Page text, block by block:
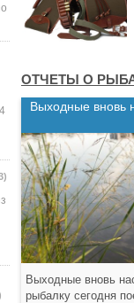
ОТЧЕТЫ О
Выходные вновь
Выходные вновь
рыбалку сегодня